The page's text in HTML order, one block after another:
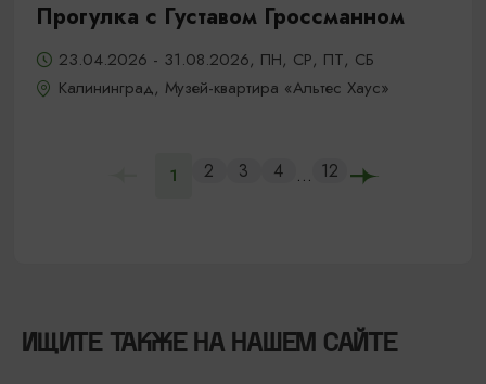
Прогулка с Густавом Гроссманном
23.04.2026 - 31.08.2026, ПН, СР, ПТ, СБ
Калининград, Музей-квартира «Альтес Хаус»
1 2 3 4 ... 12
ИЩИТЕ ТАКЖЕ НА НАШЕМ САЙТЕ